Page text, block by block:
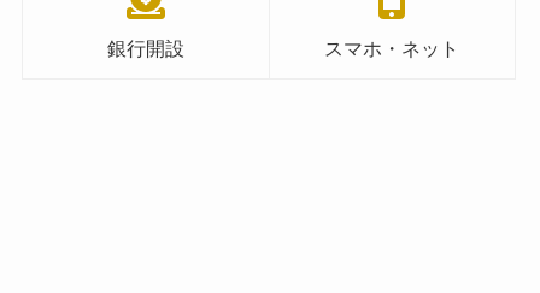
銀行開設 スマホ・ネット